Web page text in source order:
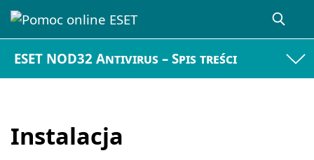
ESET NOD32 Antivirus – Spis treści
Instalacja